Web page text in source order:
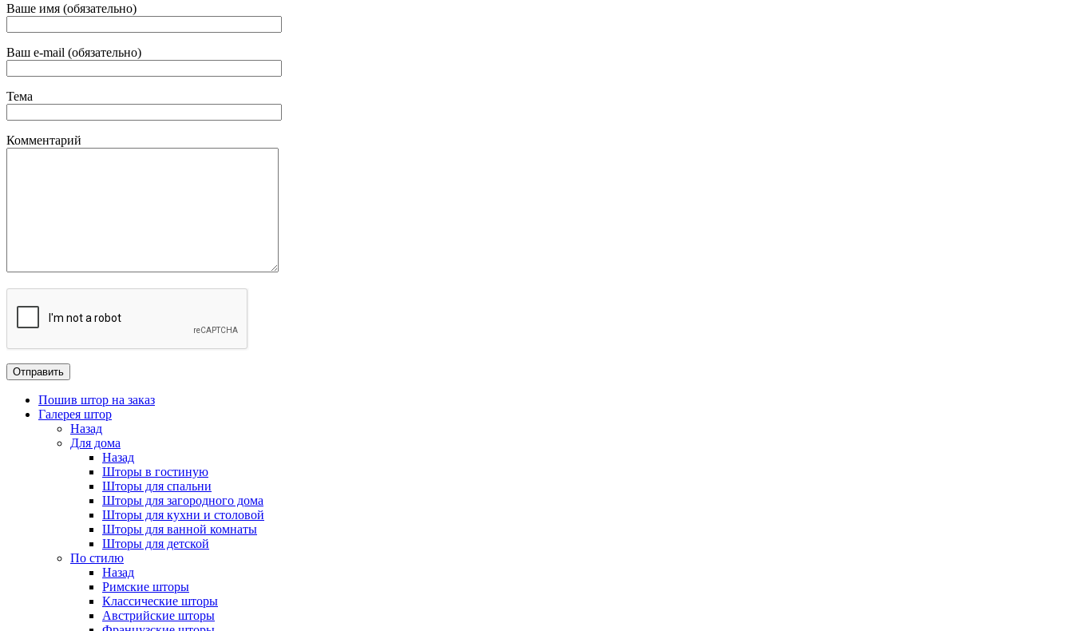
Ваше имя (обязательно)
Ваш e-mail (обязательно)
Тема
Комментарий
Пошив штор на заказ
Галерея штор
Назад
Для дома
Назад
Шторы в гостиную
Шторы для спальни
Шторы для загородного дома
Шторы для кухни и столовой
Шторы для ванной комнаты
Шторы для детской
По стилю
Назад
Римские шторы
Классические шторы
Австрийские шторы